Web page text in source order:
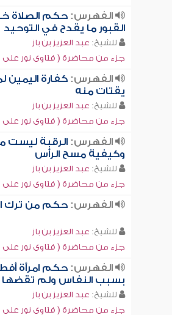
الفهرس:حكم الصلاة
القبور ما يقدح في التوحيد
للشيخ: عبد العزيز بن باز
جزء من محاضرة ( فتاوى نور على
الفهرس:كفارة اليمين
يقتات منه
للشيخ: عبد العزيز بن باز
جزء من محاضرة ( فتاوى نور على
الفهرس:الرقبة ليست
وكيفية مسح الرأس
للشيخ: عبد العزيز بن باز
جزء من محاضرة ( فتاوى نور على
الفهرس:حكم من ترك
للشيخ: عبد العزيز بن باز
جزء من محاضرة ( فتاوى نور على
الفهرس:حكم امرأة
بسبب النفاس ولم تقضها
للشيخ: عبد العزيز بن باز
جزء من محاضرة ( فتاوى نور على